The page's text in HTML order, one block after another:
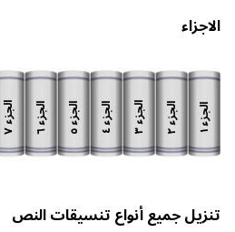
الاجزاء
الجزء
١
الجزء
٢
الجزء
٣
الجزء
٤
الجزء
٥
الجزء
٦
الجزء
٧
تنزيل جميع أنواع تنسيقات النص